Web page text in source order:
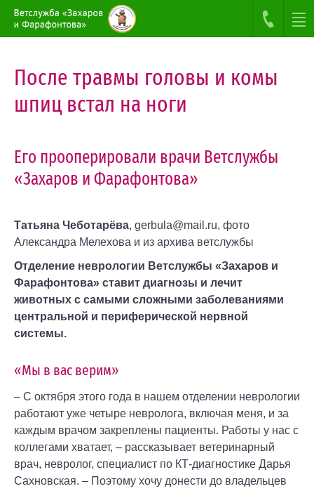
После травмы головы и комы
шпиц встал на ноги
Его прооперировали врачи Ветслужбы
«Захаров и Фарафонтова»
Татьяна Чеботарёва, gerbula@mail.ru, фото
Александра Мелехова и из архива ветслужбы
Отделение неврологии Ветслужбы «Захаров и
Фарафонтова» ставит диагнозы и лечит
животных с самыми сложными заболеваниями
центральной и периферической нервной
системы.
«Мы в вас верим»
– С октября этого года в нашем отделении неврологии
работают уже четыре невролога, включая меня, и за
каждым врачом закреплены пациенты. Работы у нас с
коллегами хватает, – рассказывает ветеринарный
врач, невролог, специалист по КТ-диагностике Дарья
Сахновская. – Поэтому хочу донести до владельцев